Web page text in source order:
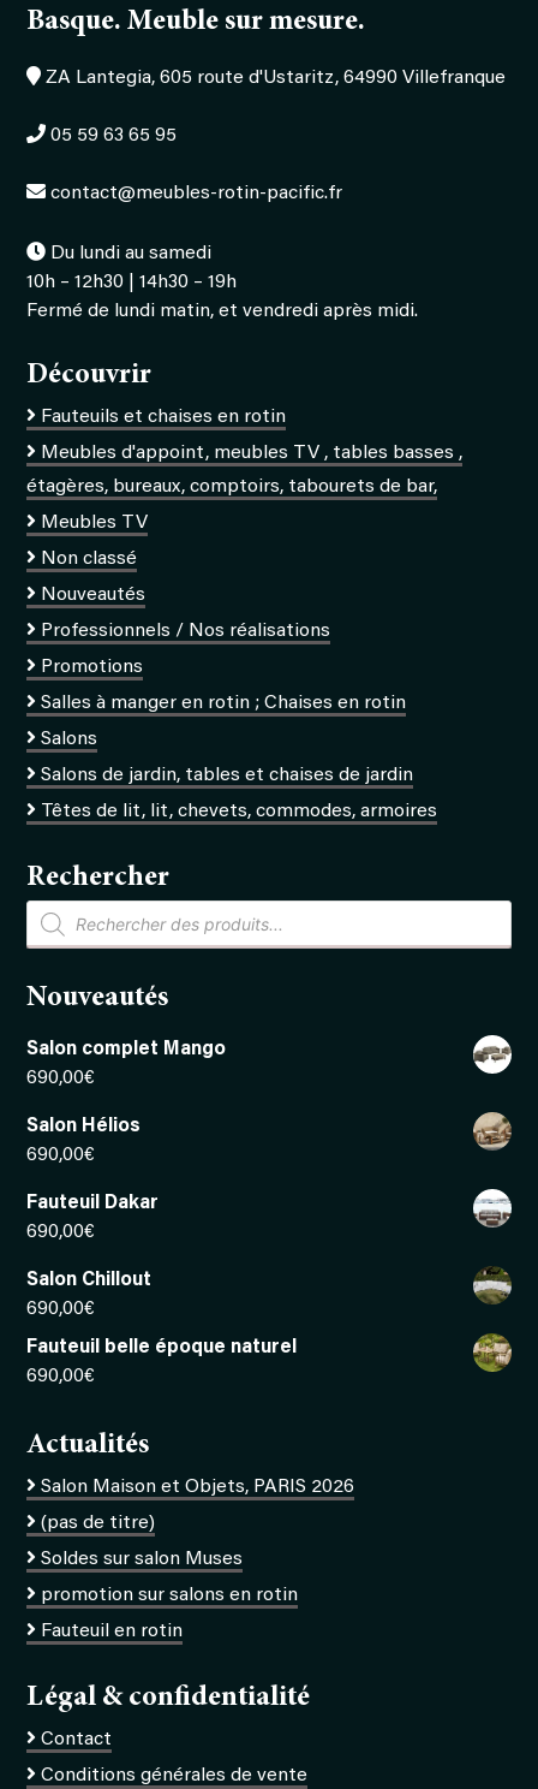
Basque. Meuble sur mesure.
ZA Lantegia, 605 route d'Ustaritz, 64990 Villefranque
05 59 63 65 95
contact@meubles-rotin-pacific.fr
Du lundi au samedi
10h – 12h30 | 14h30 – 19h
Fermé de lundi matin, et vendredi après midi.
Découvrir
Fauteuils et chaises en rotin
Meubles d'appoint, meubles TV , tables basses ,
étagères, bureaux, comptoirs, tabourets de bar,
Meubles TV
Non classé
Nouveautés
Professionnels / Nos réalisations
Promotions
Salles à manger en rotin ; Chaises en rotin
Salons
Salons de jardin, tables et chaises de jardin
Têtes de lit, lit, chevets, commodes, armoires
Rechercher
Recherche
de
produits
Nouveautés
Salon complet Mango
690,00€
Salon Hélios
690,00€
Fauteuil Dakar
690,00€
Salon Chillout
690,00€
Fauteuil belle époque naturel
690,00€
Actualités
Salon Maison et Objets, PARIS 2026
(pas de titre)
Soldes sur salon Muses
promotion sur salons en rotin
Fauteuil en rotin
Légal & confidentialité
Contact
Conditions générales de vente